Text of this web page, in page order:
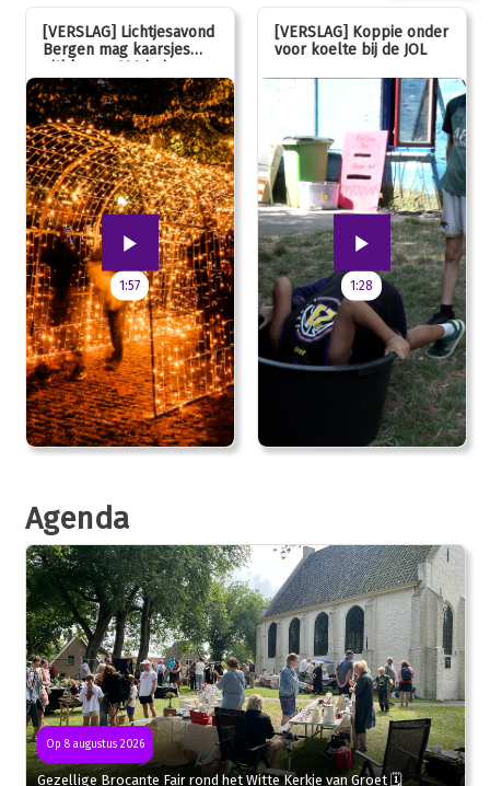
[VERSLAG] Lichtjesavond
Bergen mag kaarsjes
uitblazen: 100 jarig
jubileum!
1:57
[VERSLAG] Koppie onder
voor koelte bij de JOL
1:28
Agenda
Op 8 augustus 2026
Gezellige Brocante Fair rond het Witte Kerkje van Groet 🗓